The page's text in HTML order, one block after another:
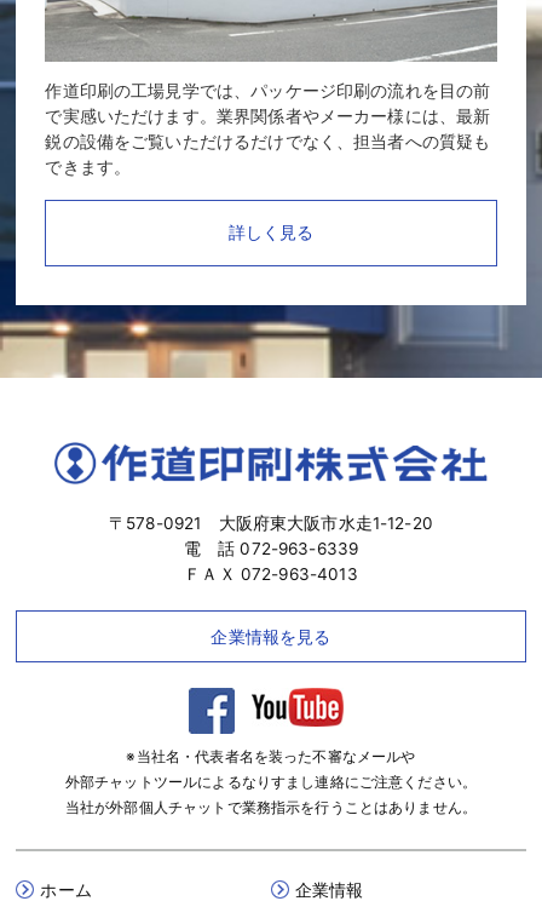
作道印刷の工場見学では、パッケージ印刷の流れを目の前
で実感いただけます。業界関係者やメーカー様には、最新
鋭の設備をご覧いただけるだけでなく、担当者への質疑も
できます。
詳しく見る
〒578-0921 大阪府東大阪市水走1-12-20
電 話 072-963-6339
ＦＡＸ 072-963-4013
企業情報を見る
※当社名・代表者名を装った不審なメールや
外部チャットツールによるなりすまし連絡にご注意ください。
当社が外部個人チャットで業務指示を行うことはありません。
ホーム 企業情報